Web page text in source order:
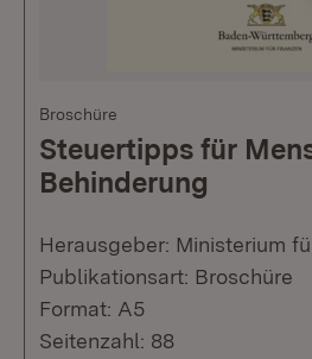
Broschüre
Steuertipps für
Behinderung
Herausgeber: Ministerium
Publikationsart: Broschüre
Format: A5
Seitenzahl: 88